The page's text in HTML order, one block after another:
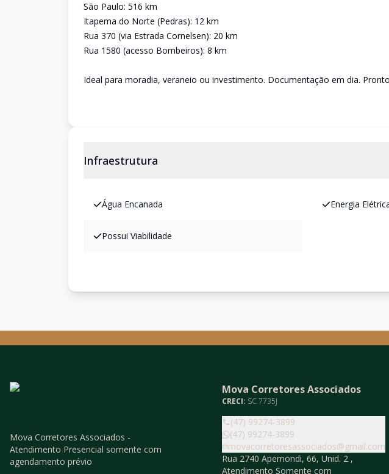
São Paulo: 516 km
Itapema do Norte (Pedras): 12 km
Rua 370 (via Estrada Cornelsen): 20 km
Rua 1580 (acesso Bombeiros): 8 km
Ideal para moradia, veraneio ou investimento. Documentação em dia.
Infraestrutura
Água Encanada Energia
Possui Viabilidade
Mova Corretores Associados -
Atendimento Presencial somente com
agendamento prévio
Mova Corretores Associados
CRECI: SC 7735J
(47) 99274-3899
(47) 99274-3899
movacorretoresassociados@gmail.com
Rua 2740 Apemondi, 66, Unid. 2 ,
Atendimento Somente com